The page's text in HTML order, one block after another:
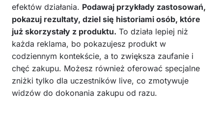
efektów działania. Podawaj przykłady zastosowań,
pokazuj rezultaty, dziel się historiami osób, które
już skorzystały z produktu. To działa lepiej niż
każda reklama, bo pokazujesz produkt w
codziennym kontekście, a to zwiększa zaufanie i
chęć zakupu. Możesz również oferować specjalne
zniżki tylko dla uczestników live, co zmotywuje
widzów do dokonania zakupu od razu.